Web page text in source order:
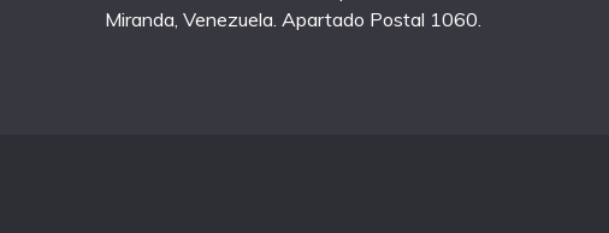
Miranda, Venezuela. Apartado Postal 1060.